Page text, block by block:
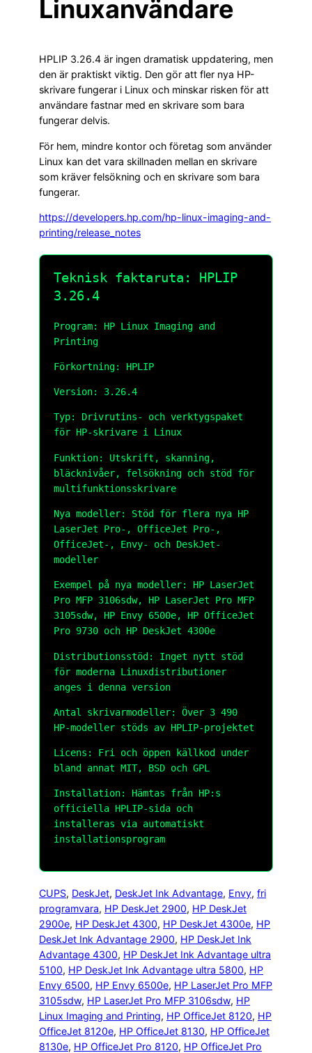
Linuxanvändare
HPLIP 3.26.4 är ingen dramatisk uppdatering, men
den är praktiskt viktig. Den gör att fler nya HP-
skrivare fungerar i Linux och minskar risken för att
användare fastnar med en skrivare som bara
fungerar delvis.
För hem, mindre kontor och företag som använder
Linux kan det vara skillnaden mellan en skrivare
som kräver felsökning och en skrivare som bara
fungerar.
https://developers.hp.com/hp-linux-imaging-and-
printing/release_notes
Teknisk faktaruta: HPLIP
3.26.4
Program: HP Linux Imaging and
Printing
Förkortning: HPLIP
Version: 3.26.4
Typ: Drivrutins- och verktygspaket
för HP-skrivare i Linux
Funktion: Utskrift, skanning,
bläcknivåer, felsökning och stöd för
multifunktionsskrivare
Nya modeller: Stöd för flera nya HP
LaserJet Pro-, OfficeJet Pro-,
OfficeJet-, Envy- och DeskJet-
modeller
Exempel på nya modeller: HP LaserJet
Pro MFP 3106sdw, HP LaserJet Pro MFP
3105sdw, HP Envy 6500e, HP OfficeJet
Pro 9730 och HP DeskJet 4300e
Distributionsstöd: Inget nytt stöd
för moderna Linuxdistributioner
anges i denna version
Antal skrivarmodeller: Över 3 490
HP-modeller stöds av HPLIP-projektet
Licens: Fri och öppen källkod under
bland annat MIT, BSD och GPL
Installation: Hämtas från HP:s
officiella HPLIP-sida och
installeras via automatiskt
installationsprogram
CUPS, DeskJet, DeskJet Ink Advantage, Envy, fri
programvara, HP DeskJet 2900, HP DeskJet
2900e, HP DeskJet 4300, HP DeskJet 4300e, HP
DeskJet Ink Advantage 2900, HP DeskJet Ink
Advantage 4300, HP DeskJet Ink Advantage ultra
5100, HP DeskJet Ink Advantage ultra 5800, HP
Envy 6500, HP Envy 6500e, HP LaserJet Pro MFP
3105sdw, HP LaserJet Pro MFP 3106sdw, HP
Linux Imaging and Printing, HP OfficeJet 8120, HP
OfficeJet 8120e, HP OfficeJet 8130, HP OfficeJet
8130e, HP OfficeJet Pro 8120, HP OfficeJet Pro